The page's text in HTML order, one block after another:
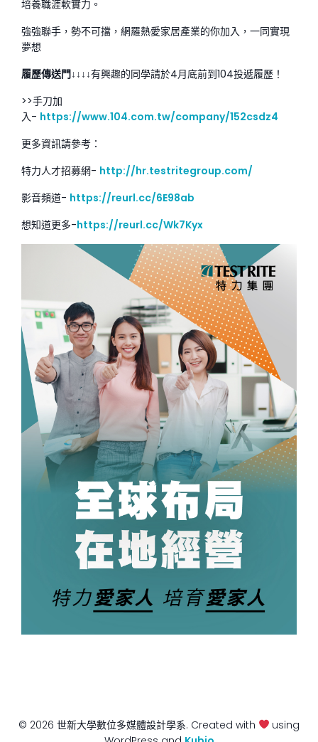
培養職涯軟實力。
強強聯手，勢不可擋，網羅熱愛家居產業的你加入，一同實現
夢想
履歷傳送門↓↓↓↓有興趣的同學請於4月底前到104投遞履歷！
>>手刀加
入- https://www.104.com.tw/company/152csdz4
‍‍更多資訊請參考：
特力人才招募網- http://hr.testritegroup.com/
影音頻道- https://reurl.cc/6E98ab
想知道更多-https://reurl.cc/Wk7Kyx
© 2026 世新大學數位多媒體設計學系. Created with
using